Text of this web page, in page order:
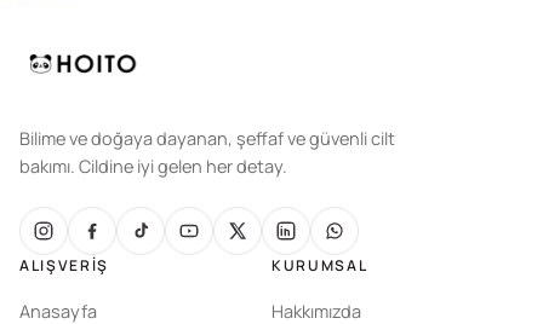
Bilime ve doğaya dayanan, şeffaf ve güvenli cilt
bakımı. Cildine iyi gelen her detay.
ALIŞVERIŞ
Anasayfa
KURUMSAL
Hakkımızda